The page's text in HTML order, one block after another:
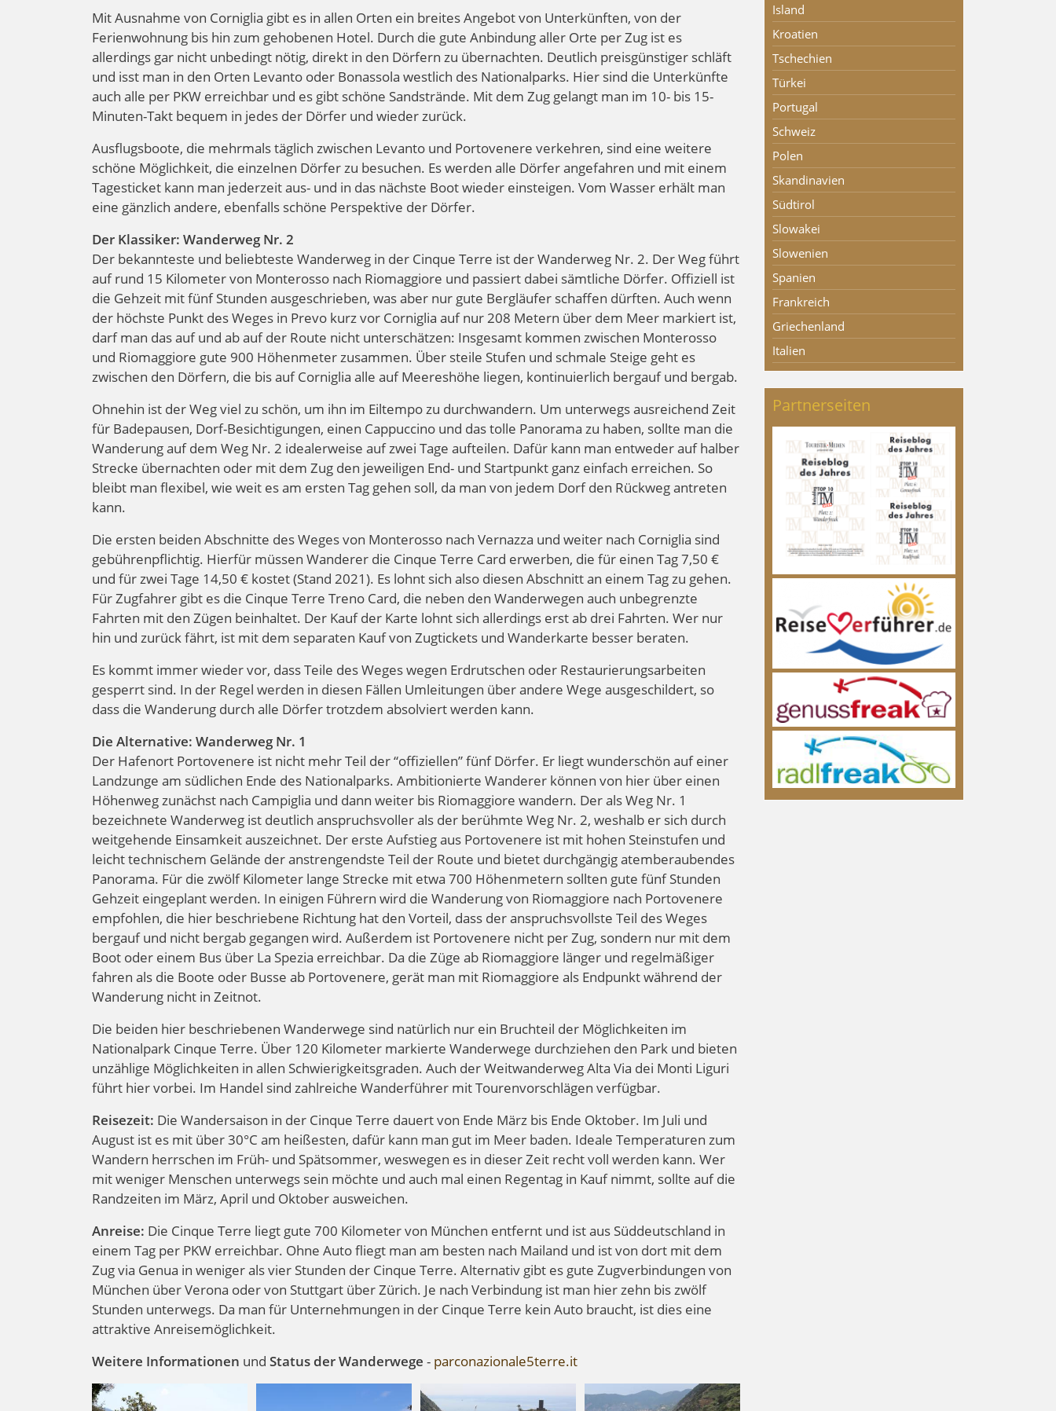
Mit Ausnahme von Corniglia gibt es in allen Orten ein breites Angebot von Unterkünften, von der
Ferienwohnung bis hin zum gehobenen Hotel. Durch die gute Anbindung aller Orte per Zug ist es
allerdings gar nicht unbedingt nötig, direkt in den Dörfern zu übernachten. Deutlich preisgünstiger schläft
und isst man in den Orten Levanto oder Bonassola westlich des Nationalparks. Hier sind die Unterkünfte
auch alle per PKW erreichbar und es gibt schöne Sandstrände. Mit dem Zug gelangt man im 10- bis 15-
Minuten-Takt bequem in jedes der Dörfer und wieder zurück.
Ausflugsboote, die mehrmals täglich zwischen Levanto und Portovenere verkehren, sind eine weitere
schöne Möglichkeit, die einzelnen Dörfer zu besuchen. Es werden alle Dörfer angefahren und mit einem
Tagesticket kann man jederzeit aus- und in das nächste Boot wieder einsteigen. Vom Wasser erhält man
eine gänzlich andere, ebenfalls schöne Perspektive der Dörfer.
Der Klassiker: Wanderweg Nr. 2
Der bekannteste und beliebteste Wanderweg in der Cinque Terre ist der Wanderweg Nr. 2. Der Weg führt
auf rund 15 Kilometer von Monterosso nach Riomaggiore und passiert dabei sämtliche Dörfer. Offiziell ist
die Gehzeit mit fünf Stunden ausgeschrieben, was aber nur gute Bergläufer schaffen dürften. Auch wenn
der höchste Punkt des Weges in Prevo kurz vor Corniglia auf nur 208 Metern über dem Meer markiert ist,
darf man das auf und ab auf der Route nicht unterschätzen: Insgesamt kommen zwischen Monterosso
und Riomaggiore gute 900 Höhenmeter zusammen. Über steile Stufen und schmale Steige geht es
zwischen den Dörfern, die bis auf Corniglia alle auf Meereshöhe liegen, kontinuierlich bergauf und bergab.
Ohnehin ist der Weg viel zu schön, um ihn im Eiltempo zu durchwandern. Um unterwegs ausreichend Zeit
für Badepausen, Dorf-Besichtigungen, einen Cappuccino und das tolle Panorama zu haben, sollte man die
Wanderung auf dem Weg Nr. 2 idealerweise auf zwei Tage aufteilen. Dafür kann man entweder auf halber
Strecke übernachten oder mit dem Zug den jeweiligen End- und Startpunkt ganz einfach erreichen. So
bleibt man flexibel, wie weit es am ersten Tag gehen soll, da man von jedem Dorf den Rückweg antreten
kann.
Die ersten beiden Abschnitte des Weges von Monterosso nach Vernazza und weiter nach Corniglia sind
gebührenpflichtig. Hierfür müssen Wanderer die Cinque Terre Card erwerben, die für einen Tag 7,50 €
und für zwei Tage 14,50 € kostet (Stand 2021). Es lohnt sich also diesen Abschnitt an einem Tag zu gehen.
Für Zugfahrer gibt es die Cinque Terre Treno Card, die neben den Wanderwegen auch unbegrenzte
Fahrten mit den Zügen beinhaltet. Der Kauf der Karte lohnt sich allerdings erst ab drei Fahrten. Wer nur
hin und zurück fährt, ist mit dem separaten Kauf von Zugtickets und Wanderkarte besser beraten.
Es kommt immer wieder vor, dass Teile des Weges wegen Erdrutschen oder Restaurierungsarbeiten
gesperrt sind. In der Regel werden in diesen Fällen Umleitungen über andere Wege ausgeschildert, so
dass die Wanderung durch alle Dörfer trotzdem absolviert werden kann.
Die Alternative: Wanderweg Nr. 1
Der Hafenort Portovenere ist nicht mehr Teil der “offiziellen” fünf Dörfer. Er liegt wunderschön auf einer
Landzunge am südlichen Ende des Nationalparks. Ambitionierte Wanderer können von hier über einen
Höhenweg zunächst nach Campiglia und dann weiter bis Riomaggiore wandern. Der als Weg Nr. 1
bezeichnete Wanderweg ist deutlich anspruchsvoller als der berühmte Weg Nr. 2, weshalb er sich durch
weitgehende Einsamkeit auszeichnet. Der erste Aufstieg aus Portovenere ist mit hohen Steinstufen und
leicht technischem Gelände der anstrengendste Teil der Route und bietet durchgängig atemberaubendes
Panorama. Für die zwölf Kilometer lange Strecke mit etwa 700 Höhenmetern sollten gute fünf Stunden
Gehzeit eingeplant werden. In einigen Führern wird die Wanderung von Riomaggiore nach Portovenere
empfohlen, die hier beschriebene Richtung hat den Vorteil, dass der anspruchsvollste Teil des Weges
bergauf und nicht bergab gegangen wird. Außerdem ist Portovenere nicht per Zug, sondern nur mit dem
Boot oder einem Bus über La Spezia erreichbar. Da die Züge ab Riomaggiore länger und regelmäßiger
fahren als die Boote oder Busse ab Portovenere, gerät man mit Riomaggiore als Endpunkt während der
Wanderung nicht in Zeitnot.
Die beiden hier beschriebenen Wanderwege sind natürlich nur ein Bruchteil der Möglichkeiten im
Nationalpark Cinque Terre. Über 120 Kilometer markierte Wanderwege durchziehen den Park und bieten
unzählige Möglichkeiten in allen Schwierigkeitsgraden. Auch der Weitwanderweg Alta Via dei Monti Liguri
führt hier vorbei. Im Handel sind zahlreiche Wanderführer mit Tourenvorschlägen verfügbar.
Reisezeit: Die Wandersaison in der Cinque Terre dauert von Ende März bis Ende Oktober. Im Juli und
August ist es mit über 30°C am heißesten, dafür kann man gut im Meer baden. Ideale Temperaturen zum
Wandern herrschen im Früh- und Spätsommer, weswegen es in dieser Zeit recht voll werden kann. Wer
mit weniger Menschen unterwegs sein möchte und auch mal einen Regentag in Kauf nimmt, sollte auf die
Randzeiten im März, April und Oktober ausweichen.
Anreise: Die Cinque Terre liegt gute 700 Kilometer von München entfernt und ist aus Süddeutschland in
einem Tag per PKW erreichbar. Ohne Auto fliegt man am besten nach Mailand und ist von dort mit dem
Zug via Genua in weniger als vier Stunden der Cinque Terre. Alternativ gibt es gute Zugverbindungen von
München über Verona oder von Stuttgart über Zürich. Je nach Verbindung ist man hier zehn bis zwölf
Stunden unterwegs. Da man für Unternehmungen in der Cinque Terre kein Auto braucht, ist dies eine
attraktive Anreisemöglichkeit.
Weitere Informationen und Status der Wanderwege - parconazionale5terre.it
Island
Kroatien
Tschechien
Türkei
Portugal
Schweiz
Polen
Skandinavien
Südtirol
Slowakei
Slowenien
Spanien
Frankreich
Griechenland
Italien
Partnerseiten